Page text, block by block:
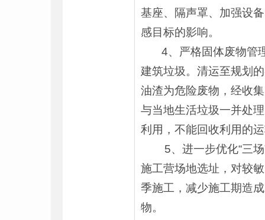
基座、隔声罩、加强设
感目标的影响。
4、严格固体废物管理
建筑垃圾。清运至规划
油渣为危险废物，经收
与当地生活垃圾一并处
利用，不能回收利用的
5、进一步优化“三场”
施工营场地选址，对较
季施工，减少施工期造
物。